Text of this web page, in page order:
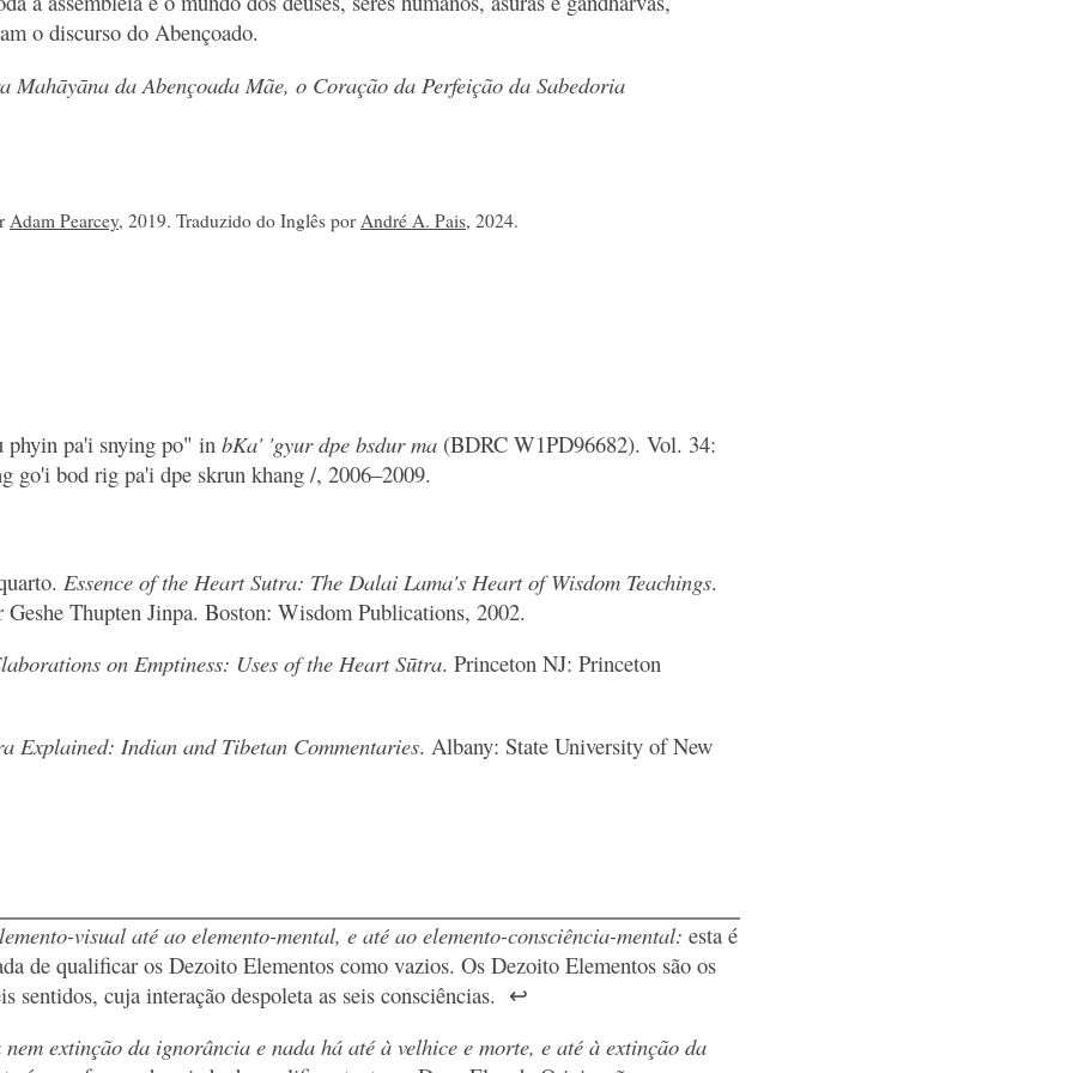
o discurso do Abençoado.
Mahāyāna da Abençoada Mãe, o Coração da Perfeição da Sabedoria
Adam Pearcey, 2019. Traduzido do Inglês por André A. Pais, 2024.
pa'i snying po" in bKa' 'gyur dpe bsdur ma (BDRC W1PD96682). Vol. 34:
go'i bod rig pa'i dpe skrun khang /, 2006–2009.
Essence of the Heart Sutra: The Dalai Lama's Heart of Wisdom Teachings.
Thupten Jinpa. Boston: Wisdom Publications, 2002.
on Emptiness: Uses of the Heart Sūtra. Princeton NJ: Princeton
Explained: Indian and Tibetan Commentaries. Albany: State University of New
visual até ao elemento-mental, e até ao elemento-consciência-mental: esta é
de qualificar os Dezoito Elementos como vazios. Os Dezoito Elementos são os
sentidos, cuja interação despoleta as seis consciências. ↩
extinção da ignorância e nada há até à velhice e morte, e até à extinção da